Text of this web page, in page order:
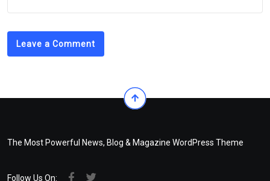
Leave a Comment
The Most Powerful News, Blog & Magazine WordPress Theme
Follow Us On: